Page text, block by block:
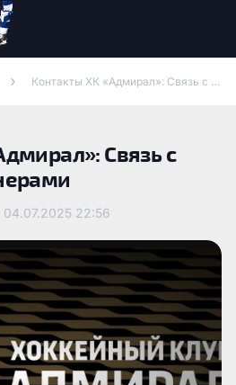
Контакты ХК «Адмирал»: Связь с клубом и партнерами
Связь с
04.07.2025 22:56